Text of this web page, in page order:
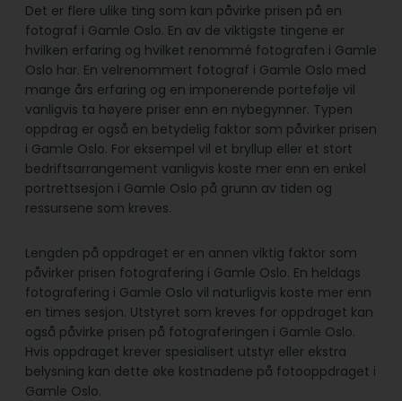
Det er flere ulike ting som kan påvirke prisen på en
fotograf i Gamle Oslo. En av de viktigste tingene er
hvilken erfaring og hvilket renommé fotografen i Gamle
Oslo har. En velrenommert fotograf i Gamle Oslo med
mange års erfaring og en imponerende portefølje vil
vanligvis ta høyere priser enn en nybegynner. Typen
oppdrag er også en betydelig faktor som påvirker prisen
i Gamle Oslo. For eksempel vil et bryllup eller et stort
bedriftsarrangement vanligvis koste mer enn en enkel
portrettsesjon i Gamle Oslo på grunn av tiden og
ressursene som kreves.
Lengden på oppdraget er en annen viktig faktor som
påvirker prisen fotografering i Gamle Oslo. En heldags
fotografering i Gamle Oslo vil naturligvis koste mer enn
en times sesjon. Utstyret som kreves for oppdraget kan
også påvirke prisen på fotograferingen i Gamle Oslo.
Hvis oppdraget krever spesialisert utstyr eller ekstra
belysning kan dette øke kostnadene på fotooppdraget i
Gamle Oslo.